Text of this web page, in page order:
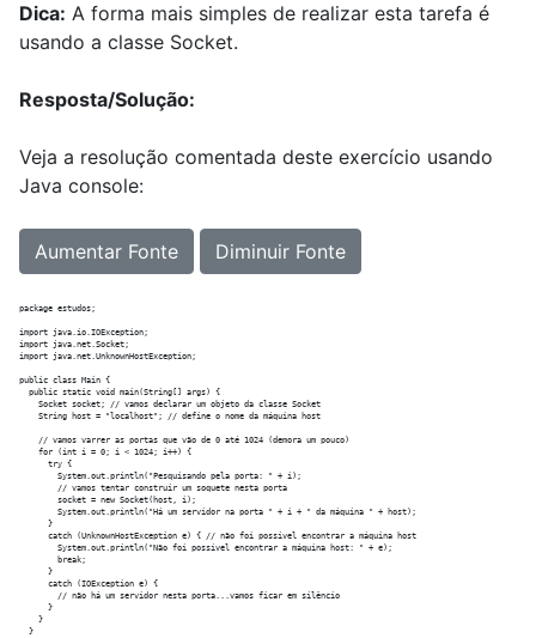
Dica: A forma mais simples de realizar esta tarefa é
usando a classe Socket.
Resposta/Solução:
Veja a resolução comentada deste exercício usando
Java console:
Aumentar Fonte Diminuir Fonte
package estudos;
import java.io.IOException;
import java.net.Socket;
import java.net.UnknownHostException;
public class Main {
  public static void main(String[] args) {
    Socket socket; // vamos declarar um objeto da classe Socket
    String host = "localhost"; // define o nome da máquina host
    // vamos varrer as portas que vão de 0 até 1024 (demora um pouco)
    for (int i = 0; i < 1024; i++) {
      try {
        System.out.println("Pesquisando pela porta: " + i);
        // vamos tentar construir um soquete nesta porta
        socket = new Socket(host, i);
        System.out.println("Há um servidor na porta " + i + " da máquina " + host);
      }
      catch (UnknownHostException e) { // não foi possível encontrar a máquina host
        System.out.println("Não foi possível encontrar a máquina host: " + e);
        break;
      }
      catch (IOException e) {
        // não há um servidor nesta porta...vamos ficar em silêncio
      }
    }
  }